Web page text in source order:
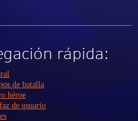
rápida:
de batalla
héroe
de usuario